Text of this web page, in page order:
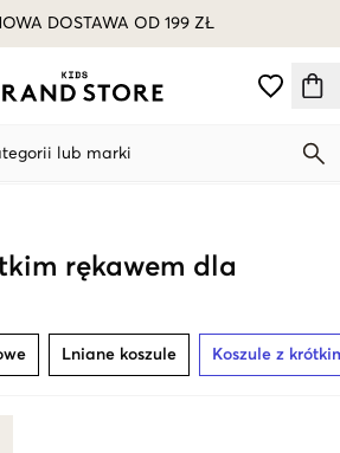
DOSTAWA OD 199 ZŁ
lub marki
rękawem dla
Lniane koszule Koszule z